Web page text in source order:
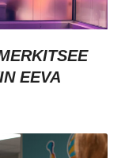
EEVA